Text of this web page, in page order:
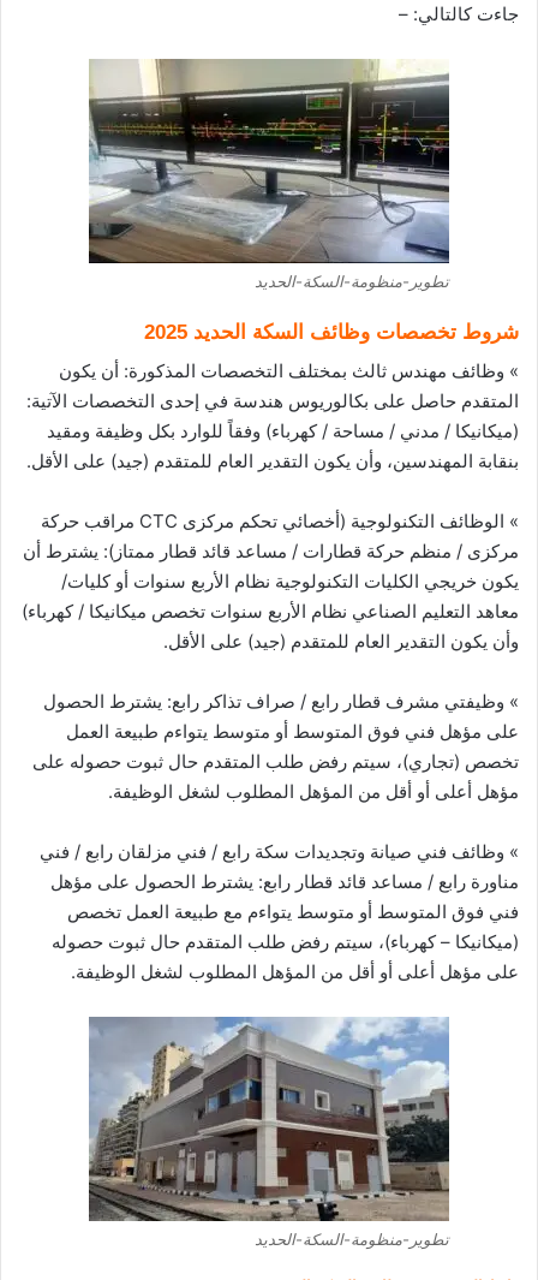
جاءت كالتالي: –
تطوير-منظومة-السكة-الحديد
شروط تخصصات وظائف السكة الحديد 2025
» وظائف مهندس ثالث بمختلف التخصصات المذكورة: أن يكون
المتقدم حاصل على بكالوريوس هندسة في إحدى التخصصات الآتية:
(ميكانيكا / مدني / مساحة / كهرباء) وفقاً للوارد بكل وظيفة ومقيد
بنقابة المهندسين، وأن يكون التقدير العام للمتقدم (جيد) على الأقل.
» الوظائف التكنولوجية (أخصائي تحكم مركزى CTC مراقب حركة
مركزى / منظم حركة قطارات / مساعد قائد قطار ممتاز): يشترط أن
يكون خريجي الكليات التكنولوجية نظام الأربع سنوات أو كليات/
معاهد التعليم الصناعي نظام الأربع سنوات تخصص ميكانيكا / كهرباء)
وأن يكون التقدير العام للمتقدم (جيد) على الأقل.
» وظيفتي مشرف قطار رابع / صراف تذاكر رابع: يشترط الحصول
على مؤهل فني فوق المتوسط أو متوسط يتواءم طبيعة العمل
تخصص (تجاري)، سيتم رفض طلب المتقدم حال ثبوت حصوله على
مؤهل أعلى أو أقل من المؤهل المطلوب لشغل الوظيفة.
» وظائف فني صيانة وتجديدات سكة رابع / فني مزلقان رابع / فني
مناورة رابع / مساعد قائد قطار رابع: يشترط الحصول على مؤهل
فني فوق المتوسط أو متوسط يتواءم مع طبيعة العمل تخصص
(ميكانيكا – كهرباء)، سيتم رفض طلب المتقدم حال ثبوت حصوله
على مؤهل أعلى أو أقل من المؤهل المطلوب لشغل الوظيفة.
تطوير-منظومة-السكة-الحديد